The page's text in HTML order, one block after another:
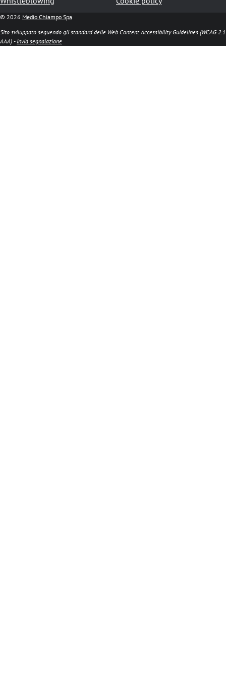
© 2026 Medio Chiampo Spa
Sito sviluppato seguendo gli standard delle Web Content Accessibility Guidelines (WCAG 2.1
AAA) -Invia segnalazione